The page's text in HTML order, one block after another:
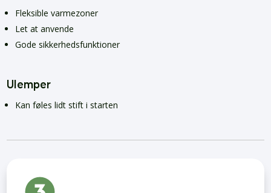
Fleksible varmezoner
Let at anvende
Gode sikkerhedsfunktioner
Ulemper
Kan føles lidt stift i starten